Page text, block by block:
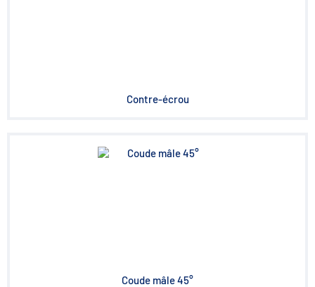
Contre-écrou
Coude mâle 45°